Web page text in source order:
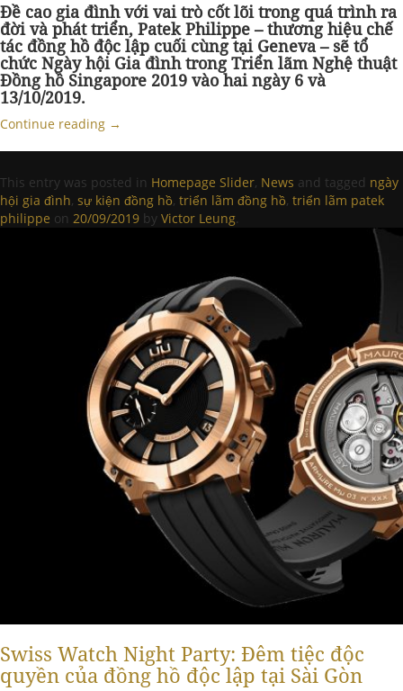
Đề cao gia đình với vai trò cốt lõi trong quá trình ra
đời và phát triển, Patek Philippe – thương hiệu chế
tác đồng hồ độc lập cuối cùng tại Geneva – sẽ tổ
chức Ngày hội Gia đình trong Triển lãm Nghệ thuật
Đồng hồ Singapore 2019 vào hai ngày 6 và
13/10/2019.
Continue reading →
This entry was posted in Homepage Slider, News and tagged ngày
hội gia đình, sự kiện đồng hồ, triển lãm đồng hồ, triển lãm patek
philippe on 20/09/2019 by Victor Leung.
Swiss Watch Night Party: Đêm tiệc độc
quyền của đồng hồ độc lập tại Sài Gòn